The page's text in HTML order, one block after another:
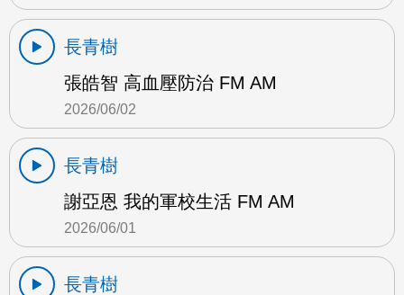
長青樹
張皓智 高血壓防治 FM AM
2026/06/02
長青樹
謝亞恩 我的軍校生活 FM AM
2026/06/01
長青樹